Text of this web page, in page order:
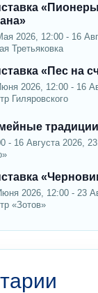
2026, 12:00 - 16
Третьяковка
«Пес на
2026, 12:00 - 16
Гиляровского
- 16 Августа 2026,
2026, 12:00 - 23
«Зотов»